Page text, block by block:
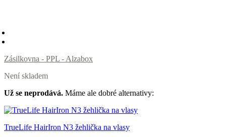
Zásilkovna - PPL - Alzabox
Není skladem
Už se neprodává. Máme ale dobré alternativy:
TrueLife HairIron N3 žehlička na vlasy